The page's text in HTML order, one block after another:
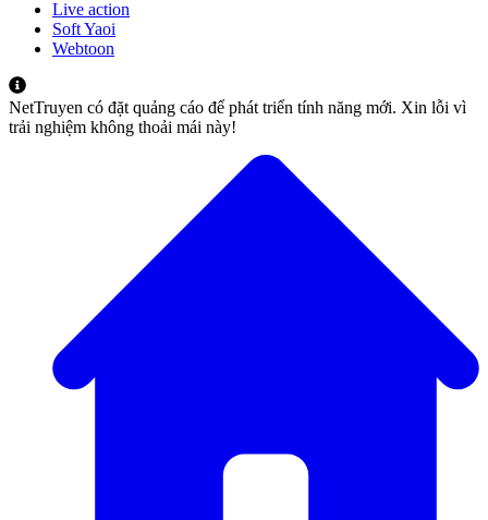
Live action
Soft Yaoi
Webtoon
NetTruyen có đặt quảng cáo để phát triển tính năng mới. Xin lỗi vì
trải nghiệm không thoải mái này!